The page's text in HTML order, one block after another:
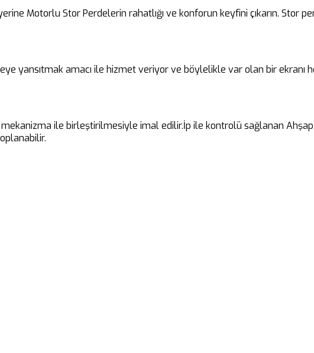
Motorlu Stor Perdelerin rahatlığı ve konforun keyfini çıkarın. Stor
yansıtmak amacı ile hizmet veriyor ve böylelikle var olan bir ekranı
ile birleştirilmesiyle imal edilir.İp ile kontrolü sağlanan